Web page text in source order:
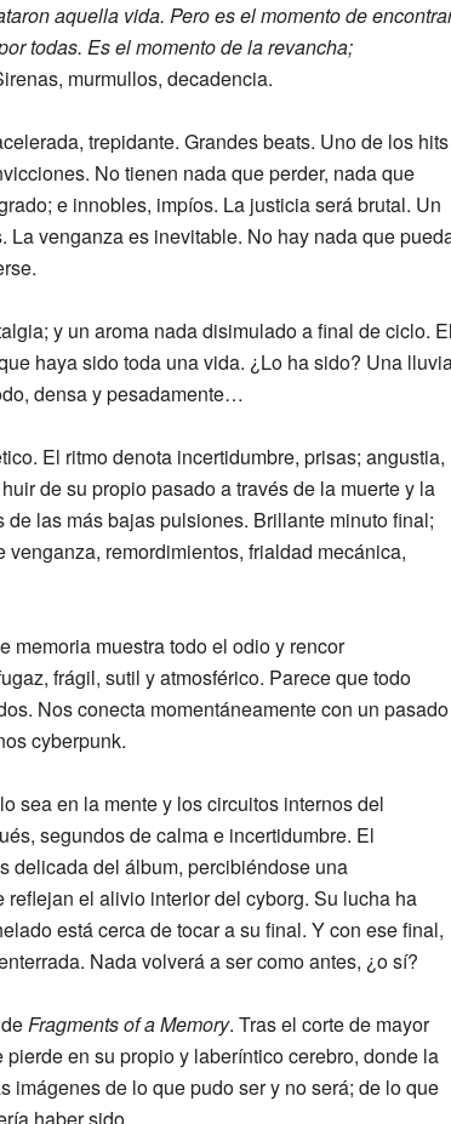
aquella vida. Pero es el momento de
todas. Es el momento de la revancha;
murmullos, decadencia.
trepidante. Grandes beats. Uno de los hits
No tienen nada que perder, nada que
e innobles, impíos. La justicia será brutal. Un
venganza es inevitable. No hay nada que
y un aroma nada disimulado a final de ciclo. El
haya sido toda una vida. ¿Lo ha sido? Una
densa y pesadamente…
El ritmo denota incertidumbre, prisas; angustia,
de su propio pasado a través de la muerte y la
las más bajas pulsiones. Brillante minuto final;
remordimientos, frialdad mecánica,
memoria muestra todo el odio y rencor
frágil, sutil y atmosférico. Parece que todo
Nos conecta momentáneamente con un pasado
cyberpunk.
sea en la mente y los circuitos internos del
segundos de calma e incertidumbre. El
delicada del álbum, percibiéndose una
el alivio interior del cyborg. Su lucha ha
está cerca de tocar a su final. Y con ese final,
Nada volverá a ser como antes, ¿o sí?
Fragments of a Memory. Tras el corte de mayor
en su propio y laberíntico cerebro, donde la
de lo que pudo ser y no será; de lo que